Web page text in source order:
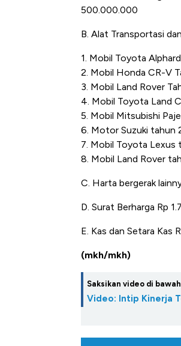
500.000.000
B. Alat Transportasi
1. Mobil Toyota
2. Mobil Honda CR-V
3. Mobil Land Rover
4. Mobil Toyota Land
5. Mobil Mitsubishi
6. Motor Suzuki tahun
7. Mobil Toyota Lexus
8. Mobil Land Rover
C. Harta bergerak
D. Surat Berharga Rp
E. Kas dan Setara Kas
(mkh/mkh)
Saksikan video di
Video: Intip Kinerja